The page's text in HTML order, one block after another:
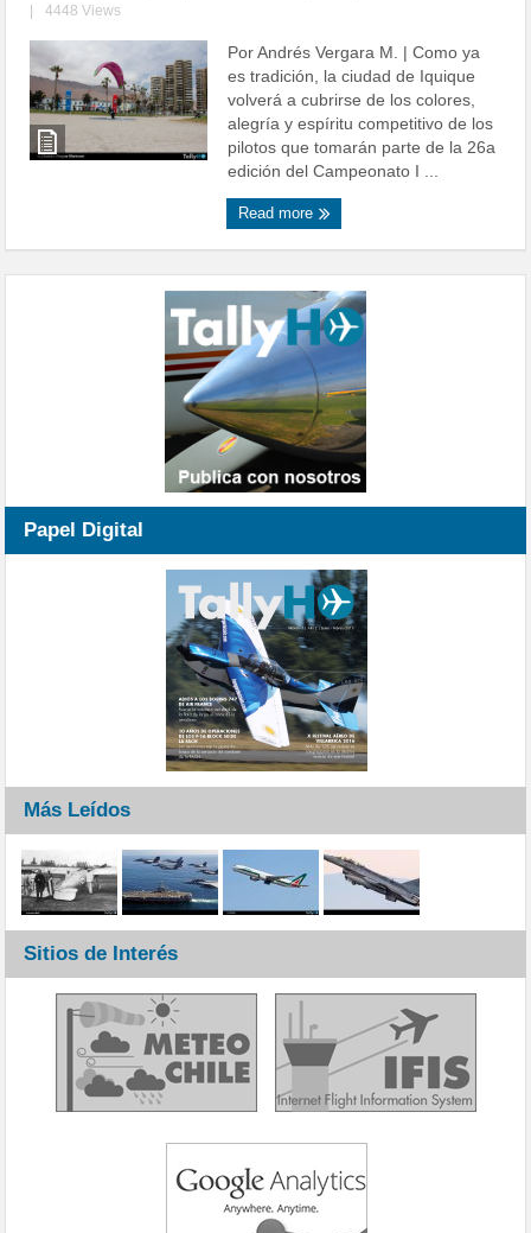
4448 Views
Por Andrés Vergara M. | Como ya
es tradición, la ciudad de Iquique
volverá a cubrirse de los colores,
alegría y espíritu competitivo de los
pilotos que tomarán parte de la 26a
edición del Campeonato I ...
Read more
Papel Digital
Más Leídos
Sitios de Interés